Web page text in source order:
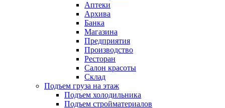
Аптеки
Архива
Банка
Магазина
Предприятия
Производство
Ресторан
Салон красоты
Склад
Подъем груза на этаж
Подъем холодильника
Подъем стройматериалов